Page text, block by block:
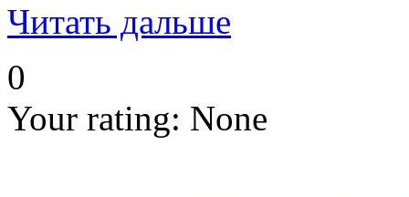
Читать дальше
0
Your rating: None